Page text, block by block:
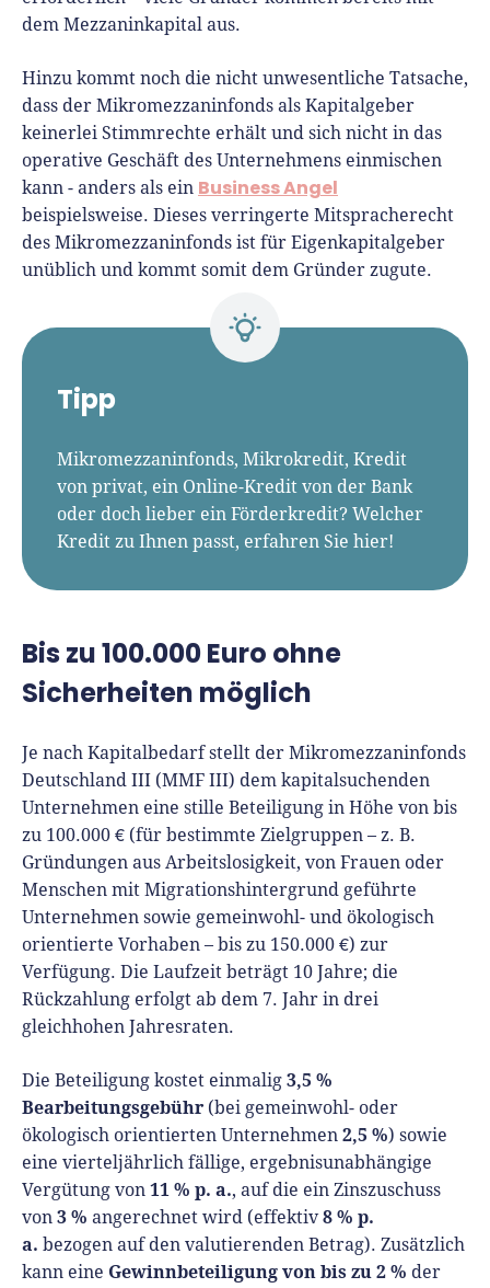
dem Mezzaninkapital aus.
Hinzu kommt noch die nicht unwesentliche Tatsache,
dass der Mikromezzaninfonds als Kapitalgeber
keinerlei Stimmrechte erhält und sich nicht in das
operative Geschäft des Unternehmens einmischen
kann - anders als ein Business Angel
beispielsweise. Dieses verringerte Mitspracherecht
des Mikromezzaninfonds ist für Eigenkapitalgeber
unüblich und kommt somit dem Gründer zugute.
Tipp
Mikromezzaninfonds, Mikrokredit, Kredit
von privat, ein Online-Kredit von der Bank
oder doch lieber ein Förderkredit? Welcher
Kredit zu Ihnen passt, erfahren Sie hier!
Bis zu 100.000 Euro ohne
Sicherheiten möglich
Je nach Kapitalbedarf stellt der Mikromezzaninfonds
Deutschland III (MMF III) dem kapitalsuchenden
Unternehmen eine stille Beteiligung in Höhe von bis
zu 100.000 € (für bestimmte Zielgruppen – z. B.
Gründungen aus Arbeitslosigkeit, von Frauen oder
Menschen mit Migrationshintergrund geführte
Unternehmen sowie gemeinwohl- und ökologisch
orientierte Vorhaben – bis zu 150.000 €) zur
Verfügung. Die Laufzeit beträgt 10 Jahre; die
Rückzahlung erfolgt ab dem 7. Jahr in drei
gleichhohen Jahresraten.
Die Beteiligung kostet einmalig 3,5 %
Bearbeitungsgebühr (bei gemeinwohl- oder
ökologisch orientierten Unternehmen 2,5 %) sowie
eine vierteljährlich fällige, ergebnisunabhängige
Vergütung von 11 % p. a., auf die ein Zinszuschuss
von 3 % angerechnet wird (effektiv8 % p.
a. bezogen auf den valutierenden Betrag). Zusätzlich
kann eine Gewinnbeteiligung von bis zu 2 % der